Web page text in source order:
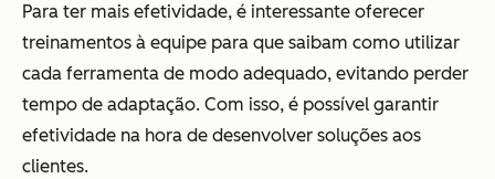
Para ter mais efetividade, é interessante oferecer
treinamentos à equipe para que saibam como utilizar
cada ferramenta de modo adequado, evitando perder
tempo de adaptação. Com isso, é possível garantir
efetividade na hora de desenvolver soluções aos
clientes.